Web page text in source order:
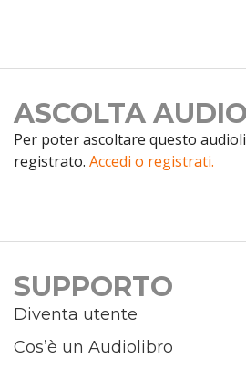
ASCOLTA
Per poter ascoltare questo
registrato. Accedi o registrati.
SUPPORTO
Diventa utente
Cos’è un Audiolibro